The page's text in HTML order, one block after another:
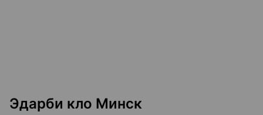
Эдарби кло Минск